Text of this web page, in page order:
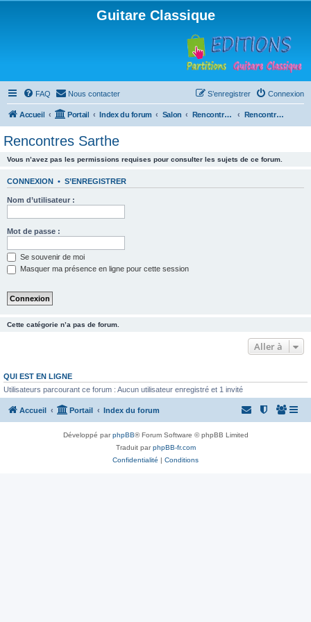
Guitare Classique
FAQ Nous contacter Connexion
S’enregistrer
Accueil Portail Index du forum Salon Rencontres musicales Rencontres Sarthe
Rencontres Sarthe
Vous n’avez pas les permissions requises pour consulter les sujets de ce forum.
CONNEXION • S’ENREGISTRER
Nom d’utilisateur :
Mot de passe :
Se souvenir de moi
Masquer ma présence en ligne pour cette session
Cette catégorie n’a pas de forum.
Aller à
QUI EST EN LIGNE
Utilisateurs parcourant ce forum : Aucun utilisateur enregistré et 1 invité
Accueil Portail Index du forum
Développé parphpBB® Forum Software © phpBB Limited
Traduit parphpBB-fr.com
Confidentialité | Conditions